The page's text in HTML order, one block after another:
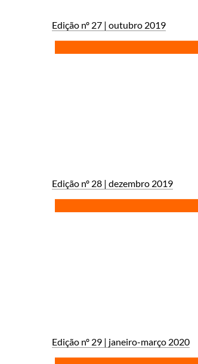
Edição nº 2​7 | outubro ​2019
Edição nº 28 | dezembro 2019
Edição nº 29 | janeiro​-março 2020